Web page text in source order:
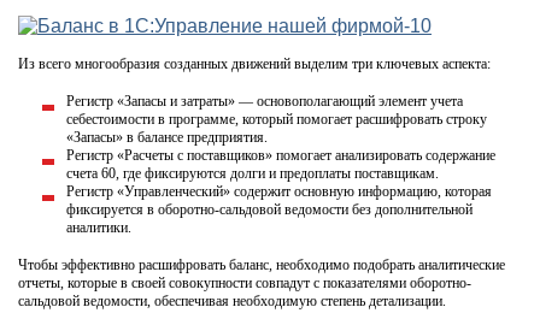
Из всего многообразия созданных движений выделим три ключевых аспекта:
Регистр «Запасы и затраты» — основополагающий элемент учета
себестоимости в программе, который помогает расшифровать строку
«Запасы» в балансе предприятия.
Регистр «Расчеты с поставщиков» помогает анализировать содержание
счета 60, где фиксируются долги и предоплаты поставщикам.
Регистр «Управленческий» содержит основную информацию, которая
фиксируется в оборотно-сальдовой ведомости без дополнительной
аналитики.
Чтобы эффективно расшифровать баланс, необходимо подобрать аналитические
отчеты, которые в своей совокупности совпадут с показателями оборотно-
сальдовой ведомости, обеспечивая необходимую степень детализации.